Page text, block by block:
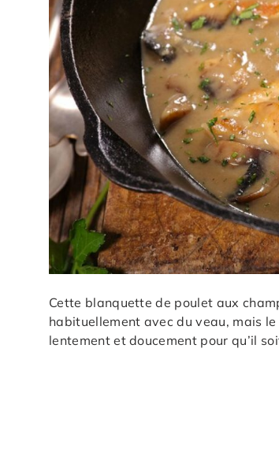
Cette blanquette de poulet aux
habituellement avec du veau, mais
lentement et doucement pour qu’il